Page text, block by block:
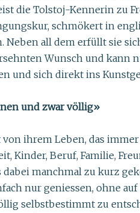
die Tolstoj-Kennerin zu
schmökert in
Neben all dem erfüllt sie
Wunsch und kann
und sich direkt ins
und zwar völlig»
ihrem Leben, das
Kinder, Beruf, Familie,
dabei manchmal zu kurz
nur geniessen, ohne
selbstbestimmt zu